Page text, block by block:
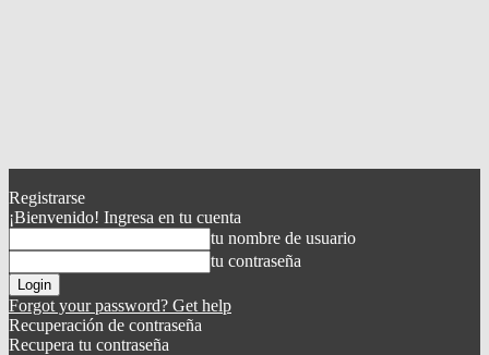
Registrarse
¡Bienvenido! Ingresa en tu cuenta
tu nombre de usuario
tu contraseña
Forgot your password? Get help
Recuperación de contraseña
Recupera tu contraseña